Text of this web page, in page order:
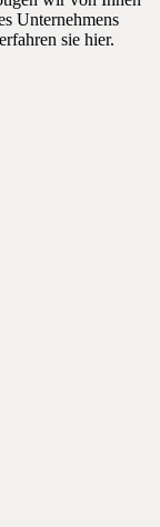
Unternehmens
sie hier.